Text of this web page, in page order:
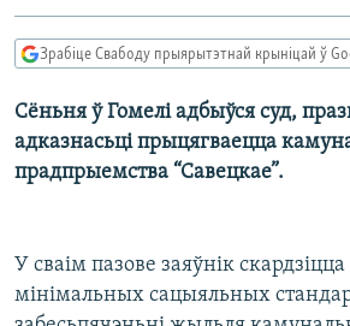
Перайсьці
пошуку
ВАЙНА
БЕЛАРУСЫ НА ВАЙНЕ
КНІГІ
АЎДЫЁКНІГІ
FACEBOOK
TWITTER
Усе сайты РС/РСЭ
Зрабіце Свабоду прыярытэтнай крыніцай ў
Сёньня ў Гомелі адбыўся суд,
адказнасьці прыцягваецца
прадпрыемства “Савецкае”.
У сваім пазове заяўнік
мінімальных сацыяльных